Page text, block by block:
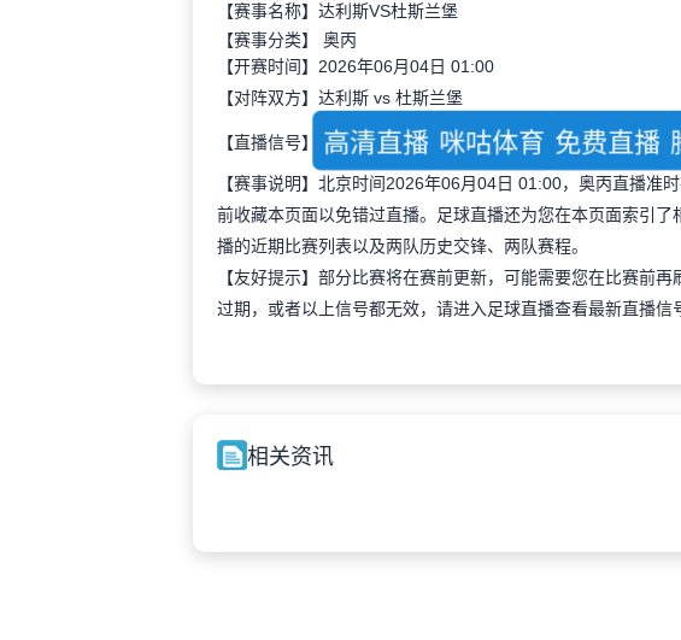
【赛事名称】达利斯VS杜斯兰堡
【赛事分类】 奥丙
【开赛时间】2026年06月04日 01:00
【对阵双方】达利斯 vs 杜斯兰堡
【直播信号】 高清直播 咪咕体育 免费直播
【赛事说明】北京时间2026年06月04日 01:00，奥丙直播准
前收藏本页面以免错过直播。足球直播还为您在本页面索引
播的近期比赛列表以及两队历史交锋、两队赛程。
【友好提示】部分比赛将在赛前更新，可能需要您在比赛前
过期，或者以上信号都无效，请进入足球直播查看最新直播信
相关资讯